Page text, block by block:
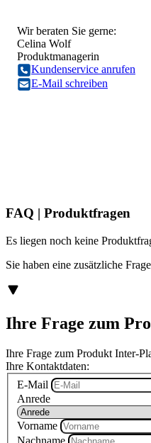
Wir beraten Sie gerne:
Celina Wolf
Produktmanagerin
Kundenservice anrufen
E-Mail schreiben
FAQ | Produktfragen
Es liegen noch keine
Sie haben eine zusätzliche
Ihre Frage zum
Ihre Frage zum Produkt Inter-
Ihre Kontaktdaten:
E-Mail
Anrede
Vorname